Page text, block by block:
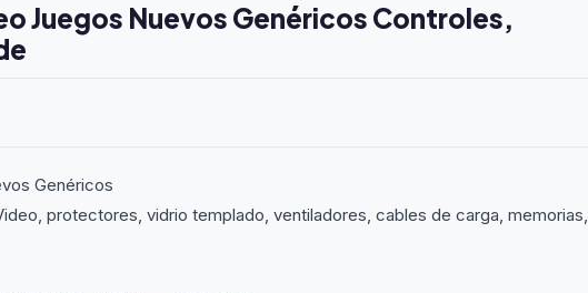
Juegos Nuevos Genéricos Controles,
Genéricos
protectores, vidrio templado, ventiladores, cables de carga, memorias,